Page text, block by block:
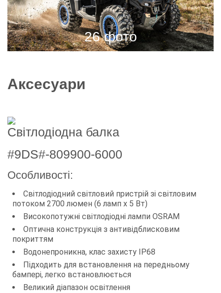
26 фото
Аксесуари
Світлодіодна балка
#9DS#-809900-6000
Особливості:
Світлодіодний світловий пристрій зі світловим
потоком 2700 люмен (6 ламп х 5 Вт)
Високопотужні світлодіодні лампи OSRAM
Оптична конструкція з антивідблисковим
покриттям
Водонепроникна, клас захисту IP68
Підходить для встановлення на передньому
бампері, легко встановлюється
Великий діапазон освітлення